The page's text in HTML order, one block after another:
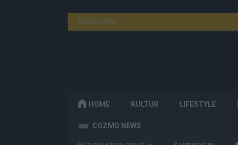
AUGUST 2026
HOME KULTUR LIFESTYLE
COZMO NEWS